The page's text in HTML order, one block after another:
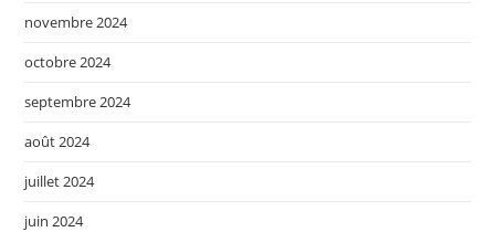
novembre 2024
octobre 2024
septembre 2024
août 2024
juillet 2024
juin 2024